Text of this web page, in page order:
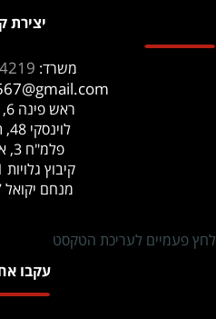
יצירת
משרד:
ראש פינה 6, תל אביב
לוינסקי 48, תל אביב
פלמ"ח 3, אשקלון
קיבוץ גלויות 1, אשדוד
מנחם יקואל 7, בת ים
לחץ פעמיים לעריכת הטקסט
עקבו